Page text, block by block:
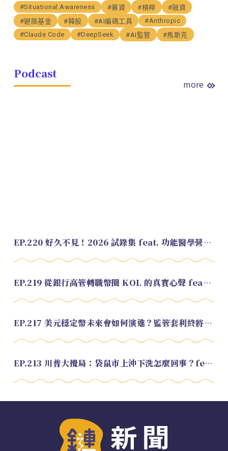
#Situational Awareness
#募資 #槓桿
#融資
#避險基金
#韓股 #AI編碼工具
#Anthropic
#Claude Code
#DeepSeek #AI監管 #馬斯克
Podcast
more
EP.220 好久不見！2026 試錄集 feat. 功能醫學營養師 美寶
EP.219 從銀行高管轉職幣圈 KOL 的真實心聲 feat.龜大
EP.217 美元穩定幣未來會如何演進？監管套利終將收斂？feat. 研究員 余哲安
EP.213 川普大攪局：袋鼠市上沖下洗怎麼回事？feat. Alvin